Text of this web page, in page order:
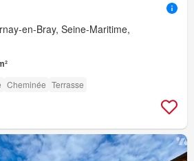
en-Bray, Seine-Maritime,
Cheminée Terrasse